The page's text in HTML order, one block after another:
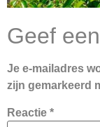
Geef
Je e-mailadres
zijn gemarkeerd
Reactie *